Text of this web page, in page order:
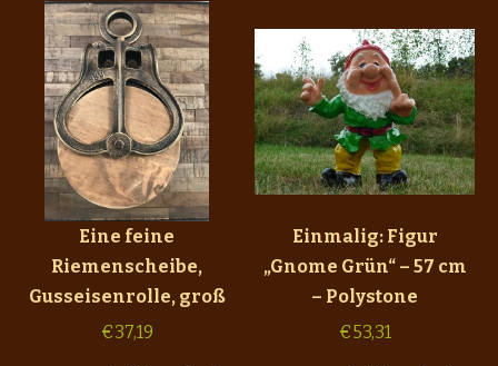
Eine feine
Riemenscheibe,
Gusseisenrolle, groß
€37,19
Einmalig: Figur
„Gnome Grün“ – 57 cm
– Polystone
€53,31